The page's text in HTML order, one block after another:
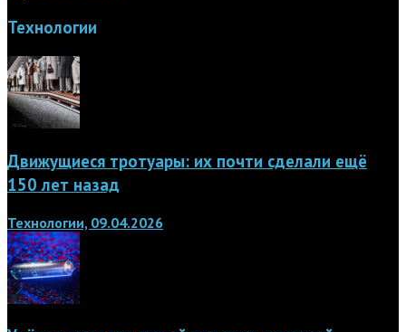
Технологии
Движущиеся тротуары: их почти сделали ещё
150 лет назад
Технологии, 09.04.2026